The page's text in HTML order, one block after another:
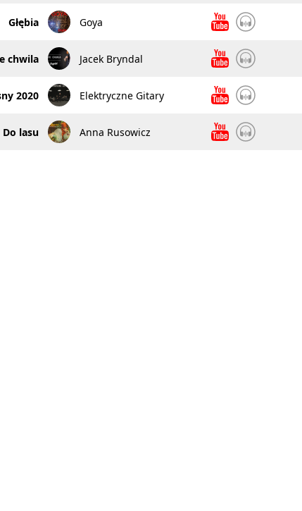
Głębia Goya
chwila Jacek Bryndal
2020 Elektryczne Gitary
Do lasu Anna Rusowicz